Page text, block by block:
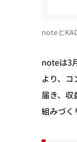
noteと
noteは3
より、
届き、
組みづく